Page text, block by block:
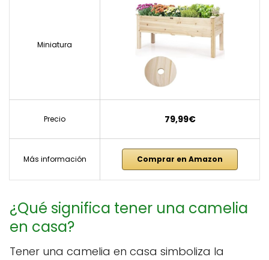
Miniatura
Precio 79,99€
Más información Comprar en Amazon
¿Qué significa tener una camelia
en casa?
Tener una camelia en casa simboliza la